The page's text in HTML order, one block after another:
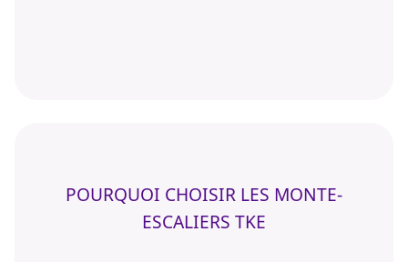
POURQUOI CHOISIR LES MONTE-
ESCALIERS TKE